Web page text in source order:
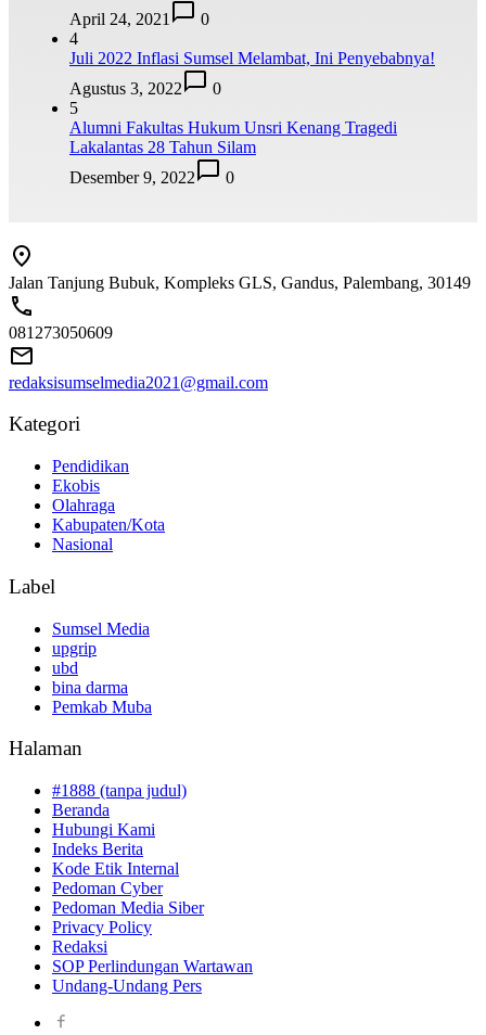
April 24, 2021
0
4
Juli 2022 Inflasi Sumsel Melambat, Ini Penyebabnya!
Agustus 3, 2022
0
5
Alumni Fakultas Hukum Unsri Kenang Tragedi
Lakalantas 28 Tahun Silam
Desember 9, 2022
0
Jalan Tanjung Bubuk, Kompleks GLS, Gandus, Palembang, 30149
081273050609
redaksisumselmedia2021@gmail.com
Kategori
Pendidikan
Ekobis
Olahraga
Kabupaten/Kota
Nasional
Label
Sumsel Media
upgrip
ubd
bina darma
Pemkab Muba
Halaman
#1888 (tanpa judul)
Beranda
Hubungi Kami
Indeks Berita
Kode Etik Internal
Pedoman Cyber
Pedoman Media Siber
Privacy Policy
Redaksi
SOP Perlindungan Wartawan
Undang-Undang Pers